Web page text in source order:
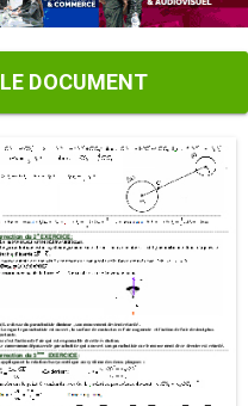
DOCUMENT